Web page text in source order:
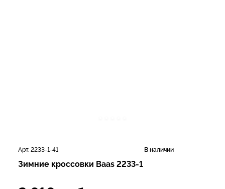
Арт. 2233-1-41 В наличии
Зимние кроссовки Baas 2233-1